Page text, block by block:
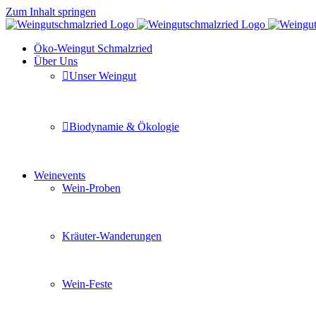
Zum Inhalt springen
Öko-Weingut Schmalzried
Über Uns
Unser Weingut
Biodynamie & Ökologie
Weinevents
Wein-Proben
Kräuter-Wanderungen
Wein-Feste